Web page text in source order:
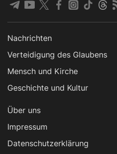
Nachrichten
Verteidigung des Glaubens
Mensch und Kirche
Geschichte und Kultur
Über uns
Impressum
Datenschutzerklärung